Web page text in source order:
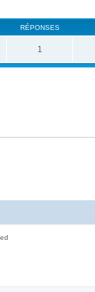
RÉPONSES
1